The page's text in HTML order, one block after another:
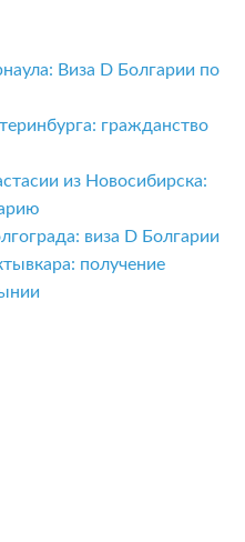
Виза D Болгарии по
гражданство
из Новосибирска:
виза D Болгарии
получение